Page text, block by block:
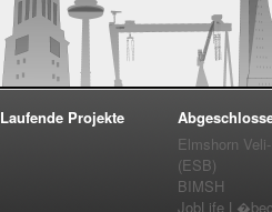
Laufende Projekte
Elmshorn
(ESB)
BIMSH
JobLife